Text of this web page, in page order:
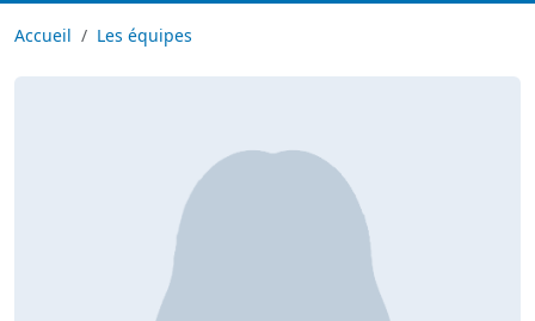
Accueil Les équipes